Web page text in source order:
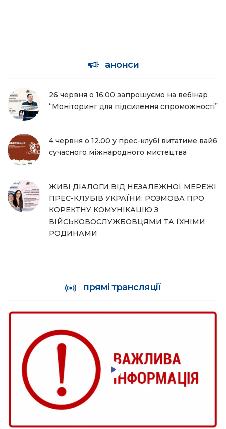
анонси
26 червня о 16:00 запрошуємо на вебінар
“Моніторинг для підсилення спроможності”
4 червня о 12.00 у прес-клубі витатиме вайб
сучасного міжнародного мистецтва
ЖИВІ ДІАЛОГИ ВІД НЕЗАЛЕЖНОЇ МЕРЕЖІ
ПРЕС-КЛУБІВ УКРАЇНИ: РОЗМОВА ПРО
КОРЕКТНУ КОМУНІКАЦІЮ З
ВІЙСЬКОВОСЛУЖБОВЦЯМИ ТА ЇХНІМИ
РОДИНАМИ
прямі трансляції